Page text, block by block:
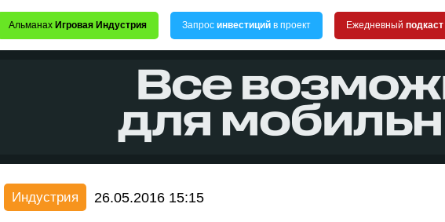
Альманах Игровая Индустрия Запрос инвестиций в проект Ежедневный подкаст
Индустрия 26.05.2016 15:15